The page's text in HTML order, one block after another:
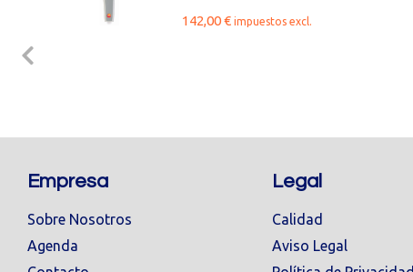
142,00€ impuestos excl.
Empresa
Sobre Nosotros
Agenda
Legal
Calidad
Aviso Legal